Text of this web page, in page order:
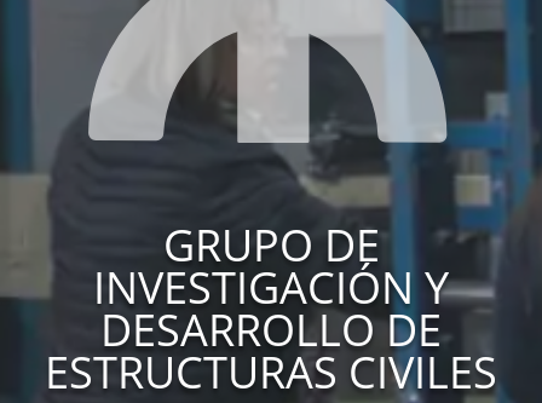
GRUPO DE
INVESTIGACIÓN Y
DESARROLLO DE
ESTRUCTURAS CIVILES